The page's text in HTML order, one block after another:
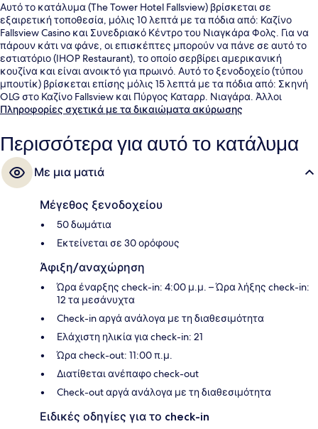
Αυτό το κατάλυμα (The Tower Hotel Fallsview) βρίσκεται σε
εξαιρετική τοποθεσία, μόλις 10 λεπτά με τα πόδια από: Καζίνο
Fallsview Casino και Συνεδριακό Κέντρο του Νιαγκάρα Φολς. Για να
πάρουν κάτι να φάνε, οι επισκέπτες μπορούν να πάνε σε αυτό το
εστιατόριο (IHOP Restaurant), το οποίο σερβίρει αμερικανική
κουζίνα και είναι ανοικτό για πρωινό. Αυτό το ξενοδοχείο (τύπου
μπουτίκ) βρίσκεται επίσης μόλις 15 λεπτά με τα πόδια από: Σκηνή
OLG στο Καζίνο Fallsview και Πύργος Καταρρ. Νιαγάρα. Άλλοι
ταξιδιώτες λατρεύουν το εξυπηρετικό προσωπικό και την
Πληροφορίες σχετικά με τα δικαιώματα ακύρωσης
Περισσότερα για αυτό το κατάλυμα
Με μια ματιά
Μέγεθος ξενοδοχείου
50 δωμάτια
Εκτείνεται σε 30 ορόφους
Άφιξη/αναχώρηση
Ώρα έναρξης check-in: 4:00 μ.μ. – Ώρα λήξης check-in:
12 τα μεσάνυχτα
Check-in αργά ανάλογα με τη διαθεσιμότητα
Ελάχιστη ηλικία για check-in: 21
Ώρα check-out: 11:00 π.μ.
Διατίθεται ανέπαφο check-out
Check-out αργά ανάλογα με τη διαθεσιμότητα
Ειδικές οδηγίες για το check-in